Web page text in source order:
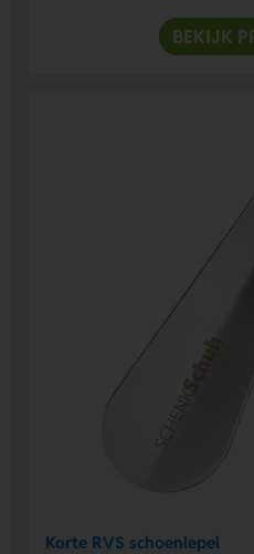
BEKIJK
Korte RVS schoenlepel